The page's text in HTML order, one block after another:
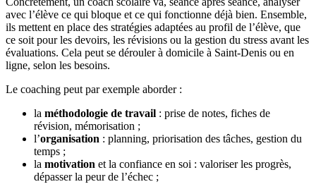
avec l’élève ce qui bloque et ce qui fonctionne déjà bien. Ensemble,
ils mettent en place des stratégies adaptées au profil de l’élève, que
ce soit pour les devoirs, les révisions ou la gestion du stress avant les
évaluations. Cela peut se dérouler à domicile à Saint-Denis ou en
ligne, selon les besoins.
Le coaching peut par exemple aborder :
la méthodologie de travail : prise de notes, fiches de
révision, mémorisation ;
l’organisation : planning, priorisation des tâches, gestion du
temps ;
la motivation et la confiance en soi : valoriser les progrès,
dépasser la peur de l’échec ;